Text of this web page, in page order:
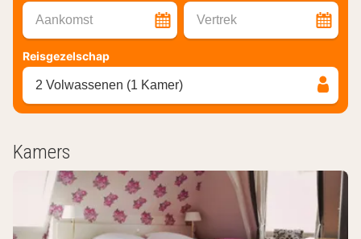
Aankomst Vertrek
Reisgezelschap
2 Volwassenen (1 Kamer)
Kamers